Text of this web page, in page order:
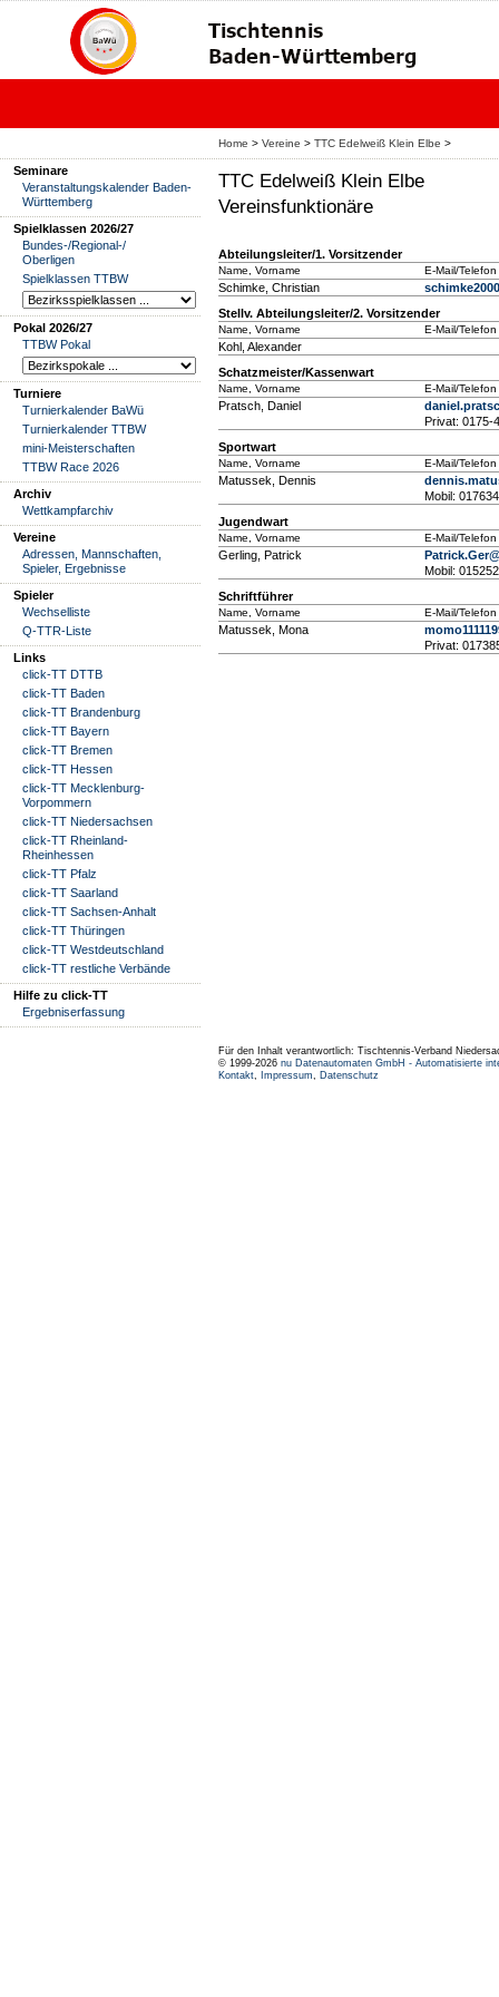
Home > Vereine > TTC Edelweiß Klein Elbe >
Seminare
Veranstaltungskalender Baden-
Württemberg
Spielklassen 2026/27
Bundes-/Regional-/
Oberligen
Spielklassen TTBW
Pokal 2026/27
TTBW Pokal
Turniere
Turnierkalender BaWü
Turnierkalender TTBW
mini-Meisterschaften
TTBW Race 2026
Archiv
Wettkampfarchiv
Vereine
Adressen, Mannschaften,
Spieler, Ergebnisse
Spieler
Wechselliste
Q-TTR-Liste
Links
click-TT DTTB
click-TT Baden
click-TT Brandenburg
click-TT Bayern
click-TT Bremen
click-TT Hessen
click-TT Mecklenburg-
Vorpommern
click-TT Niedersachsen
click-TT Rheinland-
Rheinhessen
click-TT Pfalz
click-TT Saarland
click-TT Sachsen-Anhalt
click-TT Thüringen
click-TT Westdeutschland
click-TT restliche Verbände
Hilfe zu click-TT
Ergebniserfassung
TTC Edelweiß Klein Elbe
Vereinsfunktionäre
Abteilungsleiter/1. Vorsitzender
Name, Vorname E-Mail/Telefon
Schimke, Christian
Stellv. Abteilungsleiter/2. Vorsitzender
Name, Vorname E-Mail/Telefon
Kohl, Alexander
Schatzmeister/Kassenwart
Name, Vorname E-Mail/Telefon
Pratsch, Daniel
Privat: 0175-
Sportwart
Name, Vorname E-Mail/Telefon
Matussek, Dennis
Mobil:
Jugendwart
Name, Vorname E-Mail/Telefon
Gerling, Patrick
Mobil:
Schriftführer
Name, Vorname E-Mail/Telefon
Matussek, Mona
Privat:
Für den Inhalt verantwortlich: Tischtennis-Verband
© 1999-2026 nu Datenautomaten GmbH - Automatisierte
Kontakt, Impressum, Datenschutz